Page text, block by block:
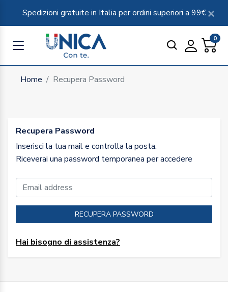
Spedizioni gratuite in Italia per ordini superiori a 99€
0
Home Recupera Password
Recupera Password
Inserisci la tua mail e controlla la posta.
Riceverai una password temporanea per accedere
Email
RECUPERA PASSWORD
Hai bisogno di assistenza?